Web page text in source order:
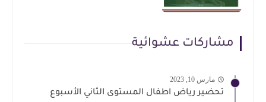
مشاركات عشوائية
مارس 10, 2023
تحضير رياض اطفال المستوى الثاني الأسبوع